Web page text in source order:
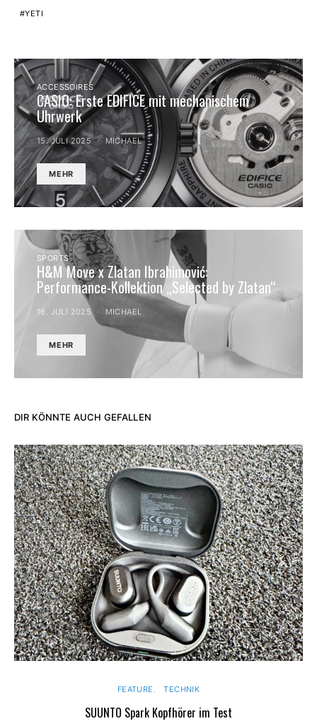
YETI
ACCESSOIRES
CASIO: Erste EDIFICE mit mechanischem
Uhrwerk
15. JULI 2025 MICHAEL
MEHR
SPORTS
H&M Move x Zlatan Ibrahimović:
Performance-Kollektion „Selected by Zlatan“
16. JULI 2025 MICHAEL
MEHR
DIR KÖNNTE AUCH GEFALLEN
FEATURE TECHNIK
SUUNTO Spark Kopfhörer im Test